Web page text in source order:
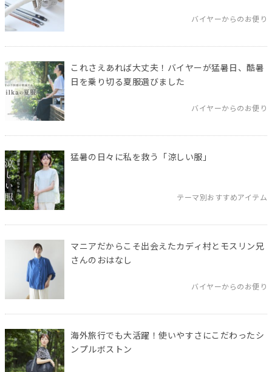
バイヤーからのお便り
これさえあれば大丈夫！バイヤーが猛暑日、酷暑
日を乗り切る夏服選びました
バイヤーからのお便り
猛暑の日々に私を救う「涼しい服」
テーマ別おすすめアイテム
マニアだからこそ出会えたカディ村とモスリン兄
さんのおはなし
バイヤーからのお便り
海外旅行でも大活躍！使いやすさにこだわったシ
ンプルボストン